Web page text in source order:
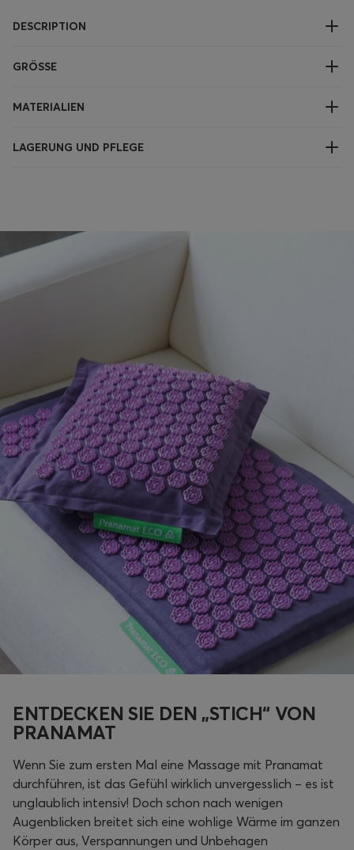
DESCRIPTION
GRÖSSE
MATERIALIEN
LAGERUNG UND PFLEGE
ENTDECKEN SIE DEN „STICH“ VON
PRANAMAT
Wenn Sie zum ersten Mal eine Massage mit Pranamat
durchführen, ist das Gefühl wirklich unvergesslich – es ist
unglaublich intensiv! Doch schon nach wenigen
Augenblicken breitet sich eine wohlige Wärme im ganzen
Körper aus, Verspannungen und Unbehagen